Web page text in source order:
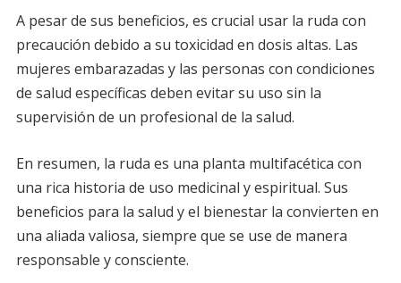
A pesar de sus beneficios, es crucial usar la ruda con
precaución debido a su toxicidad en dosis altas. Las
mujeres embarazadas y las personas con condiciones
de salud específicas deben evitar su uso sin la
supervisión de un profesional de la salud.
En resumen, la ruda es una planta multifacética con
una rica historia de uso medicinal y espiritual. Sus
beneficios para la salud y el bienestar la convierten en
una aliada valiosa, siempre que se use de manera
responsable y consciente.